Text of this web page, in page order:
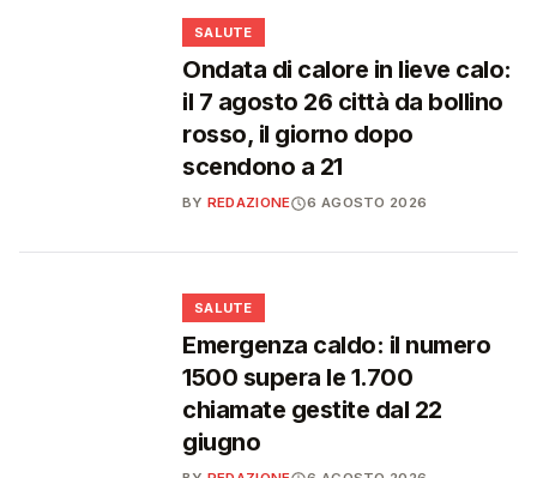
SALUTE
Ondata di calore in lieve calo:
il 7 agosto 26 città da bollino
rosso, il giorno dopo
scendono a 21
BY REDAZIONE 6 AGOSTO 2026
SALUTE
Emergenza caldo: il numero
1500 supera le 1.700
chiamate gestite dal 22
giugno